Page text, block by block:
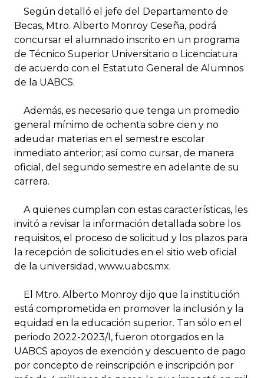
Según detalló el jefe del Departamento de
Becas, Mtro. Alberto Monroy Ceseña, podrá
concursar el alumnado inscrito en un programa
de Técnico Superior Universitario o Licenciatura
de acuerdo con el Estatuto General de Alumnos
de la UABCS.
Además, es necesario que tenga un promedio
general mínimo de ochenta sobre cien y no
adeudar materias en el semestre escolar
inmediato anterior; así como cursar, de manera
oficial, del segundo semestre en adelante de su
carrera.
A quienes cumplan con estas características, les
invitó a revisar la información detallada sobre los
requisitos, el proceso de solicitud y los plazos para
la recepción de solicitudes en el sitio web oficial
de la universidad, www.uabcs.mx.
El Mtro. Alberto Monroy dijo que la institución
está comprometida en promover la inclusión y la
equidad en la educación superior. Tan sólo en el
periodo 2022-2023/I, fueron otorgados en la
UABCS apoyos de exención y descuento de pago
por concepto de reinscripción e inscripción por